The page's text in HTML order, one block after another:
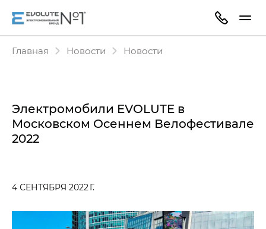
Главная Новости Новости
Электромобили EVOLUTE в
Московском Осеннем Велофестивале
2022
4 СЕНТЯБРЯ 2022 Г.